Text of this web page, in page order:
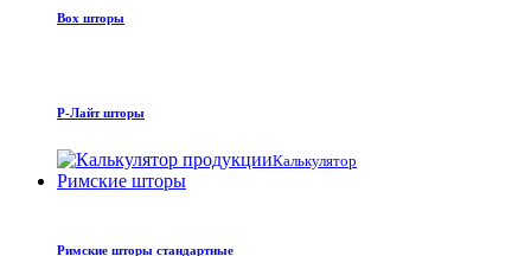
Box шторы
Р-Лайт шторы
Калькулятор
Римские шторы
Римские шторы стандартные